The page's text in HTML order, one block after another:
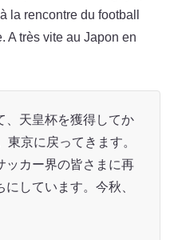
la rencontre du football
A très vite au Japon en
、天皇杯を獲得してか
京に戻ってきます。
ッカー界の皆さまに再
しています。今秋、